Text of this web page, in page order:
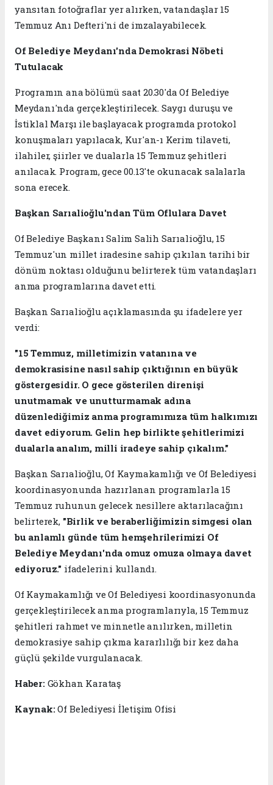
yansıtan fotoğraflar yer alırken, vatandaşlar 15
Temmuz Anı Defteri'ni de imzalayabilecek.
Of Belediye Meydanı'nda Demokrasi Nöbeti
Tutulacak
Programın ana bölümü saat 20.30'da Of Belediye
Meydanı'nda gerçekleştirilecek. Saygı duruşu ve
İstiklal Marşı ile başlayacak programda protokol
konuşmaları yapılacak, Kur'an-ı Kerim tilaveti,
ilahiler, şiirler ve dualarla 15 Temmuz şehitleri
anılacak. Program, gece 00.13'te okunacak salalarla
sona erecek.
Başkan Sarıalioğlu'ndan Tüm Oflulara Davet
Of Belediye Başkanı Salim Salih Sarıalioğlu, 15
Temmuz'un millet iradesine sahip çıkılan tarihi bir
dönüm noktası olduğunu belirterek tüm vatandaşları
anma programlarına davet etti.
Başkan Sarıalioğlu açıklamasında şu ifadelere yer
verdi:
"15 Temmuz, milletimizin vatanına ve
demokrasisine nasıl sahip çıktığının en büyük
göstergesidir. O gece gösterilen direnişi
unutmamak ve unutturmamak adına
düzenlediğimiz anma programımıza tüm halkımızı
davet ediyorum. Gelin hep birlikte şehitlerimizi
dualarla analım, milli iradeye sahip çıkalım."
Başkan Sarıalioğlu, Of Kaymakamlığı ve Of Belediyesi
koordinasyonunda hazırlanan programlarla 15
Temmuz ruhunun gelecek nesillere aktarılacağını
belirterek, "Birlik ve beraberliğimizin simgesi olan
bu anlamlı günde tüm hemşehrilerimizi Of
Belediye Meydanı'nda omuz omuza olmaya davet
ediyoruz." ifadelerini kullandı.
Of Kaymakamlığı ve Of Belediyesi koordinasyonunda
gerçekleştirilecek anma programlarıyla, 15 Temmuz
şehitleri rahmet ve minnetle anılırken, milletin
demokrasiye sahip çıkma kararlılığı bir kez daha
güçlü şekilde vurgulanacak.
Haber: Gökhan Karataş
Kaynak:Of Belediyesi İletişim Ofisi